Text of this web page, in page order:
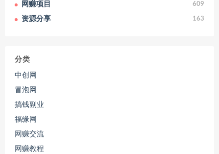
网赚项目 609
资源分享 163
分类
中创网
冒泡网
搞钱副业
福缘网
网赚交流
网赚教程